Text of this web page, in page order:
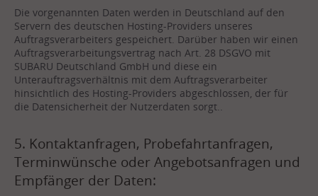
Die vorgenannten Daten werden in Deutschland auf den
Servern des deutschen Hosting-Providers unseres
Auftragsverarbeiters gespeichert. Darüber haben wir einen
Auftragsverarbeitungsvertrag nach Art. 28 DSGVO mit
SUBARU Deutschland GmbH und diese ein
Unterauftragsverhältnis mit dem Auftragsverarbeiter
hinsichtlich des Hosting-Providers abgeschlossen, der für
die Datensicherheit der Nutzerdaten sorgt..
5. Kontaktanfragen, Probefahrtanfragen,
Terminwünsche oder Angebotsanfragen und
Empfänger der Daten: